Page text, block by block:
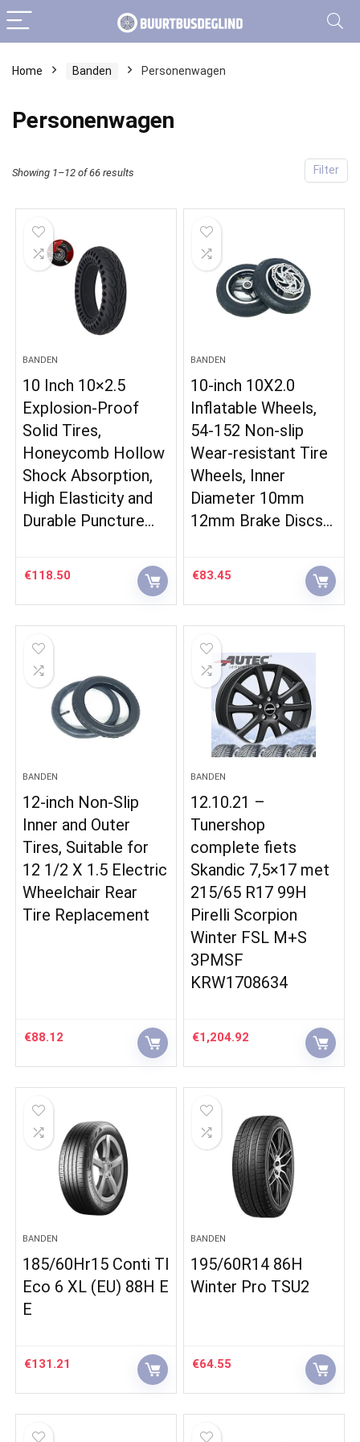
Home Banden Personenwagen
Personenwagen
Filter
Showing 1–12 of 66 results
BANDEN
10 Inch 10×2.5
Explosion-Proof
Solid Tires,
Honeycomb Hollow
Shock Absorption,
High Elasticity and
Durable Puncture…
€118.50
BANDEN
10-inch 10X2.0
Inflatable Wheels,
54-152 Non-slip
Wear-resistant Tire
Wheels, Inner
Diameter 10mm
12mm Brake Discs…
€83.45
BANDEN
12-inch Non-Slip
Inner and Outer
Tires, Suitable for
12 1/2 X 1.5 Electric
Wheelchair Rear
Tire Replacement
€88.12
BANDEN
12.10.21 –
Tunershop
complete fiets
Skandic 7,5×17 met
215/65 R17 99H
Pirelli Scorpion
Winter FSL M+S
3PMSF
KRW1708634
€1,204.92
BANDEN
185/60Hr15 Conti Tl
Eco 6 XL (EU) 88H E
E
€131.21
BANDEN
195/60R14 86H
Winter Pro TSU2
€64.55